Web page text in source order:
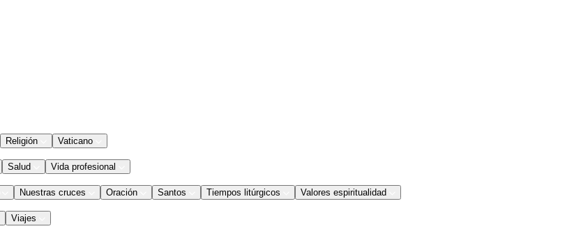
Religión Vaticano
Salud Vida profesional
Nuestras cruces Oración Santos Tiempos litúrgicos Valores espiritualidad
Viajes